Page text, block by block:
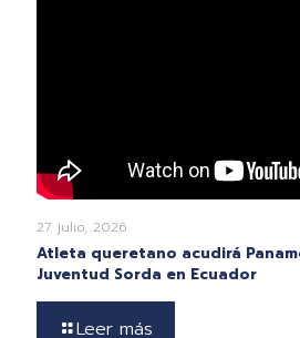
27 julio, 2026
Atleta queretano acudirá
Juventud Sorda en Ecuador
Leer más